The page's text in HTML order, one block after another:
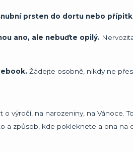
prsten do dortu nebo
ano, ale nebuďte opilý.
Žádejte osobně, nikdy ne
o výročí, na narozeniny, na Vánoce.
a způsob, kde pokleknete a ona